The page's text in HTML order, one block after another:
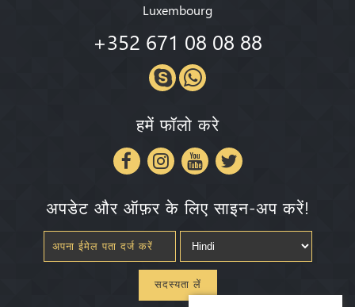
Luxembourg
+352 671 08 08 88
हमें फॉलो करे
अपडेट और ऑफ़र के लिए साइन-अप करें!
सदस्यता लें